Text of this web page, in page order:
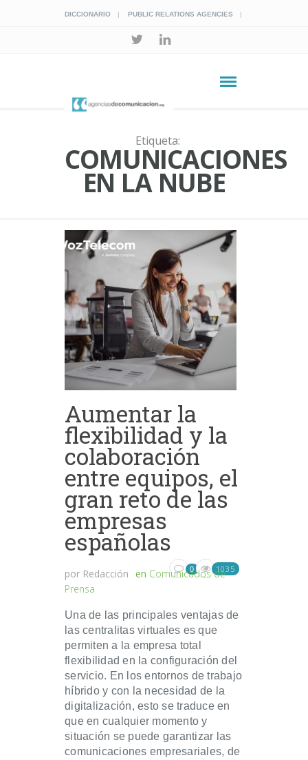
DICCIONARIO PUBLIC RELATIONS AGENCIES
Etiqueta:
COMUNICACIONES
EN LA NUBE
Aumentar la
flexibilidad y la
colaboración
entre equipos, el
gran reto de las
empresas
españolas
por Redacción en Comunicados de
Prensa
0 1035
Una de las principales ventajas de
las centralitas virtuales es que
permiten a la empresa total
flexibilidad en la configuración del
servicio. En los entornos de trabajo
híbrido y con la necesidad de la
digitalización, esto se traduce en
que en cualquier momento y
situación se puede garantizar las
comunicaciones empresariales, de